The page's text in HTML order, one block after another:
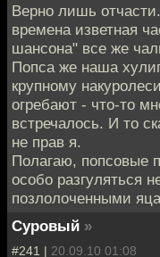
Верно лишь
времена изветная
шансона" все же
Попса же наша
крупному
огребают - что-то
встречалось. И то
не прав я.
Полагаю, попсовые
особо разгуляться
позлолоченными
Суровый »
#241 | 20.09.10 01:08